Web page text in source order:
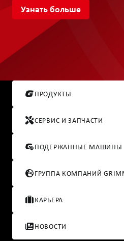
Узнать больше
ПРОДУКТЫ
СЕРВИС И ЗАПЧАСТИ
ПОДЕРЖАННЫЕ МАШИНЫ
ГРУППА КОМПАНИЙ
КАРЬЕРА
НОВОСТИ